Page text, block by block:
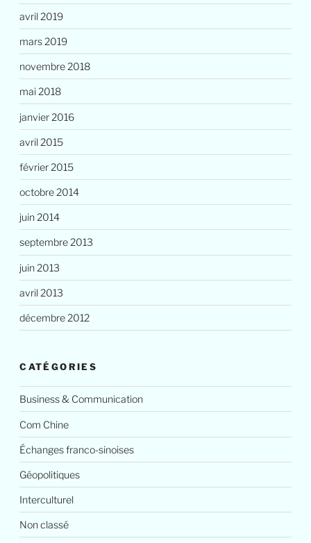
avril 2019
mars 2019
novembre 2018
mai 2018
janvier 2016
avril 2015
février 2015
octobre 2014
juin 2014
septembre 2013
juin 2013
avril 2013
décembre 2012
CATÉGORIES
Business & Communication
Com Chine
Échanges franco-sinoises
Géopolitiques
Interculturel
Non classé